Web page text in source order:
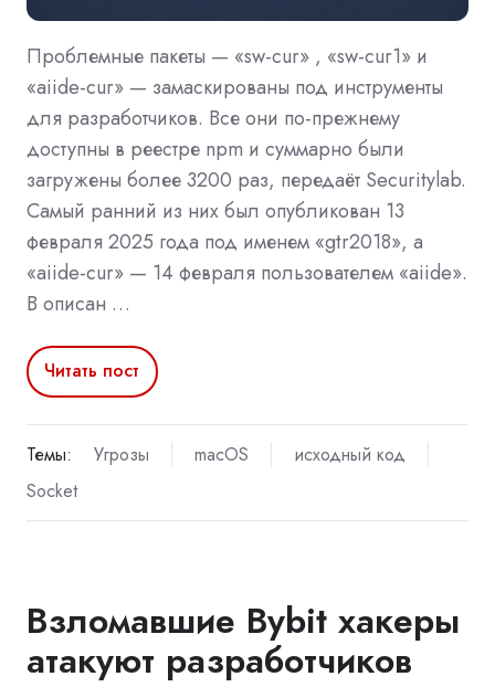
Проблемные пакеты — «sw-cur» , «sw-cur1» и
«aiide-cur» — замаскированы под инструменты
для разработчиков. Все они по-прежнему
доступны в реестре npm и суммарно были
загружены более 3200 раз, передаёт Securitylab.
Самый ранний из них был опубликован 13
февраля 2025 года под именем «gtr2018», а
«aiide-cur» — 14 февраля пользователем «aiide».
В описан …
Читать пост
Темы: Угрозы macOS
исходный код
Socket
Взломавшие Bybit хакеры
атакуют разработчиков